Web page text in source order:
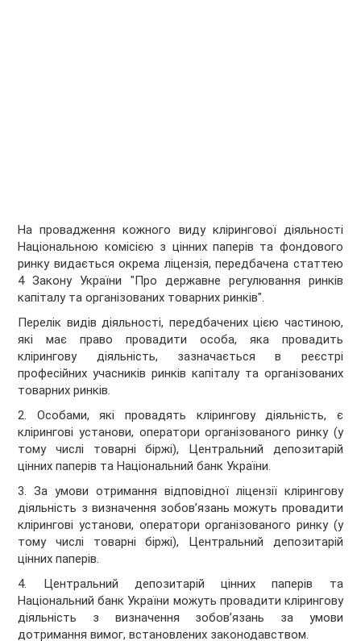
На провадження кожного виду клірингової діяльності
Національною комісією з цінних паперів та фондового
ринку видається окрема ліцензія, передбачена статтею
4 Закону України "Про державне регулювання ринків
капіталу та організованих товарних ринків".
Перелік видів діяльності, передбачених цією частиною,
які має право провадити особа, яка провадить
клірингову діяльність, зазначається в реєстрі
професійних учасників ринків капіталу та організованих
товарних ринків.
2. Особами, які провадять клірингову діяльність, є
клірингові установи, оператори організованого ринку (у
тому числі товарні біржі), Центральний депозитарій
цінних паперів та Національний банк України.
3. За умови отримання відповідної ліцензії клірингову
діяльність з визначення зобов’язань можуть провадити
клірингові установи, оператори організованого ринку (у
тому числі товарні біржі), Центральний депозитарій
цінних паперів.
4. Центральний депозитарій цінних паперів та
Національний банк України можуть провадити клірингову
діяльність з визначення зобов’язань за умови
дотримання вимог, встановлених законодавством.